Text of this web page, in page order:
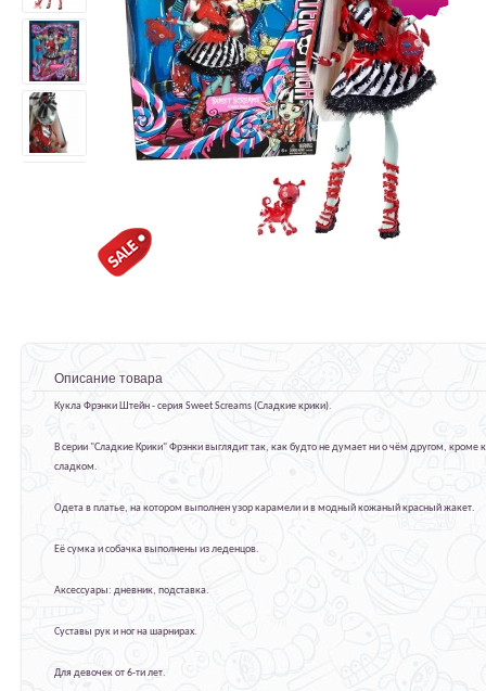
Описание товара
Кукла Фрэнки Штейн - серия Sweet Screams (Сладкие крики).
В серии "Сладкие Крики" Фрэнки выглядит так, как будто не думает ни о чём другом, кроме
сладком.
Одета в платье, на котором выполнен узор карамели и в модный кожаный красный жакет.
Её сумка и собачка выполнены из леденцов.
Аксессуары: дневник, подставка.
Суставы рук и ног на шарнирах.
Для девочек от 6-ти лет.